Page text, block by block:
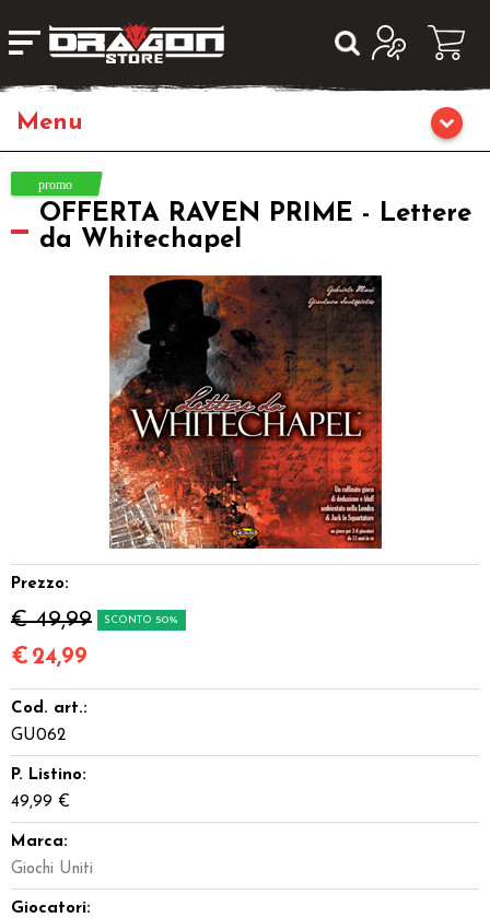
Giochi di Ruolo
Giochi di Carte Collezionabili
Accessori
Giocattoli e Gadget
OFFERTA RAVEN PRIME - Lettere
da Whitechapel
Prezzo:
€ 49,99 SCONTO 50%
€ 24,99
Cod. art.:
GU062
P. Listino:
49,99 €
Marca:
Giochi Uniti
Giocatori: